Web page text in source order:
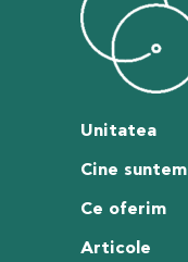
Unitatea
Cine suntem
Ce oferim
Articole